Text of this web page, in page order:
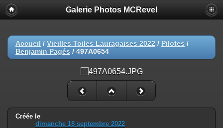
Galerie Photos MCRevel
Accueil / Vieilles Toiles Lauragaises 2022 / Pilotes /
Benjamin Pagés / 497A0654
Créée le
dimanche 18 septembre 2022